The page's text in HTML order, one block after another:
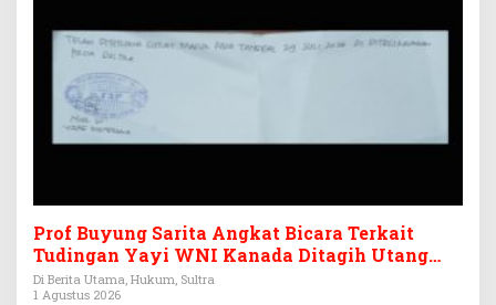
Prof Buyung Sarita Angkat Bicara Terkait
Tudingan Yayi WNI Kanada Ditagih Utang
Rp3,6 Miliar
Di Berita Utama, Hukum, Sultra
1 Agustus 2026